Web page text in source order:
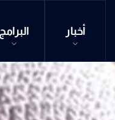
أخبار البرامج